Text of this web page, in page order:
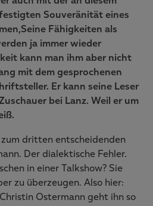
Souveränität eines
Fähigkeiten als
ja immer wieder
kann man ihm aber nicht
mit dem gesprochenen
Er kann seine Leser
bei Lanz. Weil er um
dritten entscheidenden
Der dialektische Fehler.
in einer Talkshow? Sie
zu überzeugen. Also hier:
Ostermann geht ihn so